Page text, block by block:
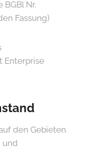
Nr.
Fassung)
Enterprise
den Gebieten
und